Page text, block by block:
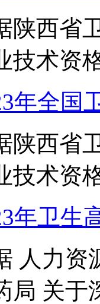
陕西省
技术资
年全国
陕西省
技术资
年卫生
人力资
局 关于